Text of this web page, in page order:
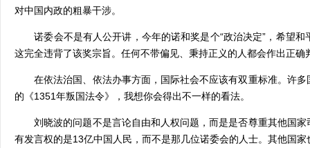
对中国内政的粗暴干涉。
诺委会不是有人公开讲，今年的诺和奖是个“政治决定”，希望和
这完全违背了该奖宗旨。任何不带偏见、秉持正义的人都会作出正确
在依法治国、依法办事方面，国际社会不应该有双重标准。许多
的《1351年叛国法令》，我想你会得出不一样的看法。
刘晓波的问题不是言论自由和人权问题，而是是否尊重其他国家
有发言权的是13亿中国人民，而不是那几位诺委会的人士。其他国